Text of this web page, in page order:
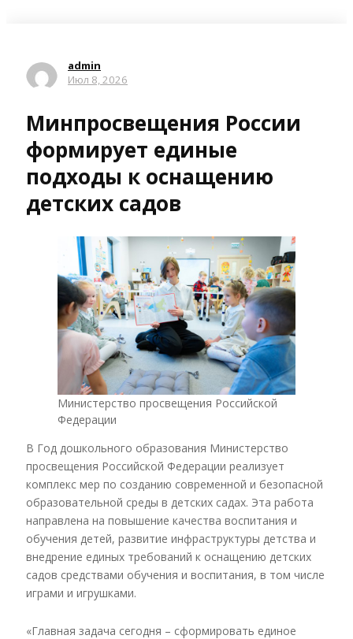
admin
Июл 8, 2026
Минпросвещения России
формирует единые
подходы к оснащению
детских садов
Министерство просвещения Российской
Федерации
В Год дошкольного образования Министерство
просвещения Российской Федерации реализует
комплекс мер по созданию современной и безопасной
образовательной среды в детских садах. Эта работа
направлена на повышение качества воспитания и
обучения детей, развитие инфраструктуры детства и
внедрение единых требований к оснащению детских
садов средствами обучения и воспитания, в том числе
играми и игрушками.
«Главная задача сегодня – сформировать единое